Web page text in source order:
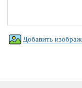
Добавить